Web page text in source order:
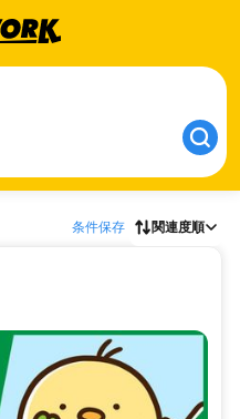
条件保存 関連度順